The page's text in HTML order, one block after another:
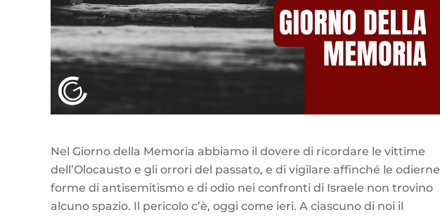
Nel Giorno della Memoria abbiamo il dovere di ricordare le vittime
dell’Olocausto e gli orrori del passato, e di vigilare affinché le odierne
forme di antisemitismo e di odio nei confronti di Israele non trovino
alcuno spazio. Il pericolo c’è, oggi come ieri. A ciascuno di noi il